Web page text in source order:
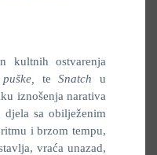
kultnih ostvarenja
teSnatch u
iznošenja narativa
djela sa obilježenim
i brzom tempu,
vraća unazad,